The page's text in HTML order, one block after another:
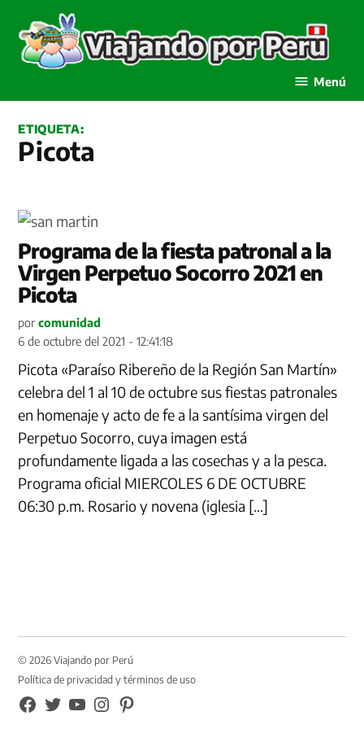
contenido
Menú
ETIQUETA:
Picota
Programa de la fiesta patronal a la
Virgen Perpetuo Socorro 2021 en
Picota
por comunidad
6 de octubre del 2021 - 12:41:18
Picota «Paraíso Ribereño de la Región San Martín»
celebra del 1 al 10 de octubre sus fiestas patronales
en homenaje y acto de fe a la santísima virgen del
Perpetuo Socorro, cuya imagen está
profundamente ligada a las cosechas y a la pesca.
Programa oficial MIERCOLES 6 DE OCTUBRE
06:30 p.m. Rosario y novena (iglesia […]
© 2026 Viajando por Perú
Política de privacidad y términos de uso
FB
TW YouTubeInstagramPinterest